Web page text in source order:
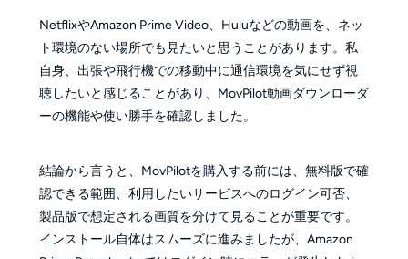
NetflixやAmazon Prime Video、Huluなどの動画を、ネッ
ト環境のない場所でも見たいと思うことがあります。私
自身、出張や飛行機での移動中に通信環境を気にせず視
聴したいと感じることがあり、MovPilot動画ダウンローダ
ーの機能や使い勝手を確認しました。
結論から言うと、MovPilotを購入する前には、無料版で確
認できる範囲、利用したいサービスへのログイン可否、
製品版で想定される画質を分けて見ることが重要です。
インストール自体はスムーズに進みましたが、Amazon